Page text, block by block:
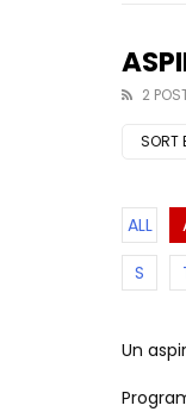
2
SORT
ALL
S
Un